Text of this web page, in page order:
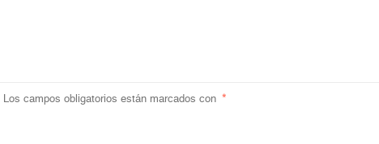
Los campos obligatorios están marcados con *